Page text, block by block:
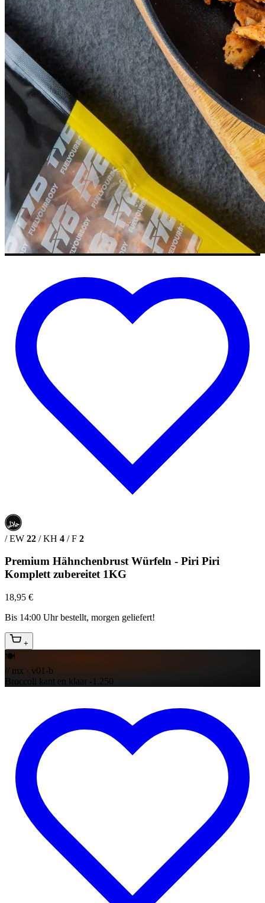
حلال
HALAL
/ EW 22 / KH 4 / F 2
Premium Hähnchenbrust Würfeln - Piri Piri
Komplett zubereitet 1KG
18,95 €
Bis 14:00 Uhr bestellt, morgen geliefert!
+
🍽️
// mx · v01-b
Broccoli kant en klaar -1.250